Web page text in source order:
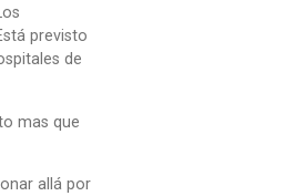
previsto
de
mas que
allá por